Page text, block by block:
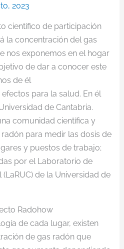
2023
científico de participación
la concentración del gas
nos exponemos en el hogar
de dar a conocer este
de él
para la salud. En él
de Cantabria.
comunidad científica y
para medir las dosis de
y puestos de trabajo;
por el Laboratorio de
de la Universidad de
Radohow
de cada lugar, existen
de gas radón que